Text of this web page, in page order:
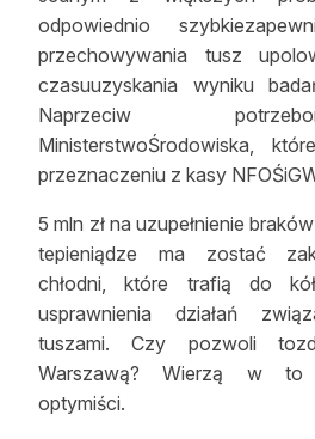
odpowiednio
przechowywania tusz
czasuuzyskania wyniku
Naprzeciw
MinisterstwoŚrodowiska,
przeznaczeniu z kasy
5 mln zł na uzupełnienie
tepieniądze ma zostać
chłodni, które trafią do
usprawnienia działań
tuszami. Czy pozwoli
Warszawą? Wierzą w to
optymiści.